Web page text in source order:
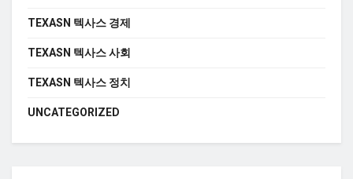
TEXASN 텍사스 경제
TEXASN 텍사스 사회
TEXASN 텍사스 정치
UNCATEGORIZED